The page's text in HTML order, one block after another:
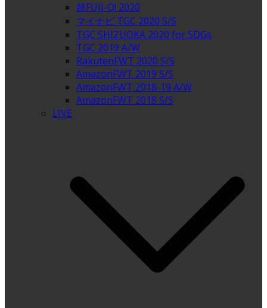
超FUJI-Q! 2020
マイナビ TGC 2020 S/S
TGC SHIZUOKA 2020 for SDGs
TGC 2019 A/W
RakutenFWT 2020 S/S
AmazonFWT 2019 S/S
AmazonFWT 2018-19 A/W
AmazonFWT 2018 S/S
LIVE